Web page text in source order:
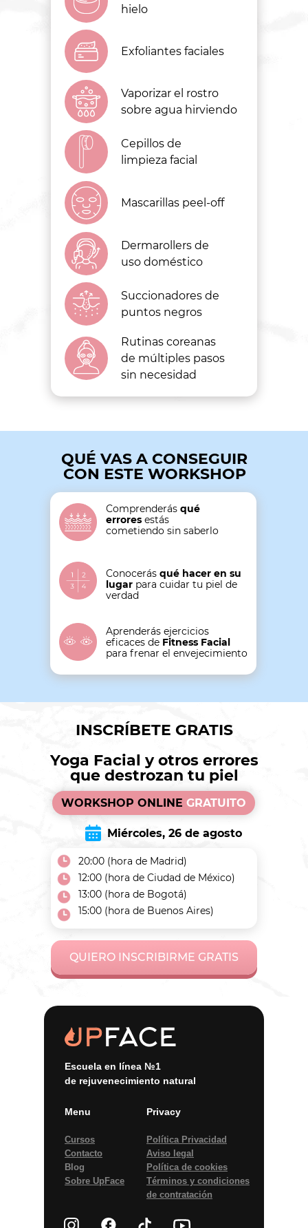
hielo
Exfoliantes faciales
Vaporizar el rostro
sobre agua hirviendo
Cepillos de
limpieza facial
Mascarillas peel-off
Dermarollers de
uso doméstico
Succionadores de
puntos negros
Rutinas coreanas
de múltiples pasos
sin necesidad
QUÉ VAS A CONSEGUIR
CON ESTE WORKSHOP
Comprenderás qué
errores estás
cometiendo sin saberlo
Aprenderás ejercicios
eficaces de Fitness Facial
para frenar el envejecimiento
Conocerás qué hacer en su
lugar para cuidar tu piel de
verdad
INSCRÍBETE GRATIS
Yoga Facial y otros errores
que destrozan tu piel
WORKSHOP ONLINE GRATUITO
Miércoles, 26 de agosto
QUIERO INSCRIBIRME GRATIS
20:00 (hora de Madrid)
12:00 (hora de Ciudad de México)
13:00 (hora de Bogotá)
15:00 (hora de Buenos Aires)
Escuela en línea №1
de rejuvenecimiento natural
Menu Privacy
Cursos
Contacto
Blog
Sobre UpFace
Política Privacidad
Aviso legal
Política de сookies
Términos y condiciones
de contratación